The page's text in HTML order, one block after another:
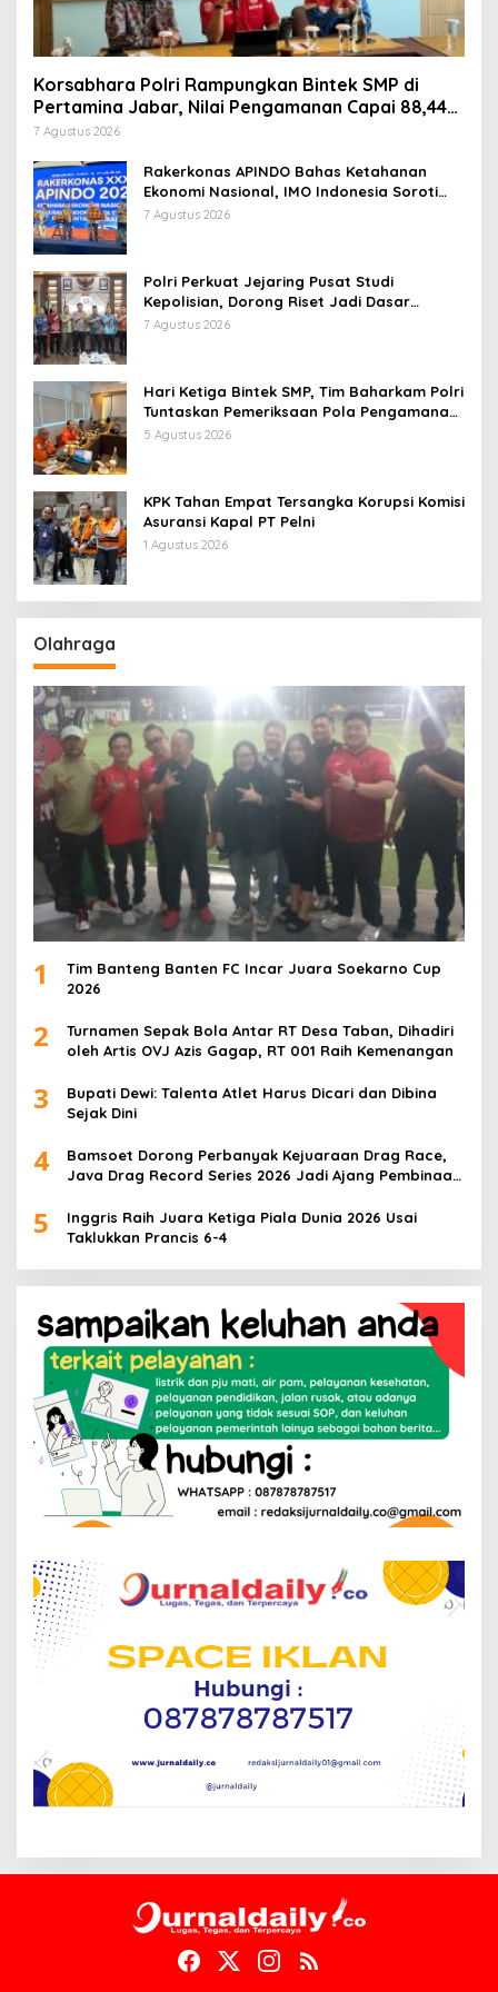
Korsabhara Polri Rampungkan Bintek SMP di
Pertamina Jabar, Nilai Pengamanan Capai 88,44
Persen
7 Agustus 2026
Rakerkonas APINDO Bahas Ketahanan
Ekonomi Nasional, IMO Indonesia Soroti
Pentingnya Kolaborasi Lintas Sektor
7 Agustus 2026
Polri Perkuat Jejaring Pusat Studi
Kepolisian, Dorong Riset Jadi Dasar
Kebijakan dan Inovasi
7 Agustus 2026
Hari Ketiga Bintek SMP, Tim Baharkam Polri
Tuntaskan Pemeriksaan Pola Pengamanan
Pertamina Patra Niaga Jabar
5 Agustus 2026
KPK Tahan Empat Tersangka Korupsi Komisi
Asuransi Kapal PT Pelni
1 Agustus 2026
Olahraga
1
Tim Banteng Banten FC Incar Juara Soekarno Cup
2026
2
Turnamen Sepak Bola Antar RT Desa Taban, Dihadiri
oleh Artis OVJ Azis Gagap, RT 001 Raih Kemenangan
3
Bupati Dewi: Talenta Atlet Harus Dicari dan Dibina
Sejak Dini
4
Bamsoet Dorong Perbanyak Kejuaraan Drag Race,
Java Drag Record Series 2026 Jadi Ajang Pembinaan
5
Inggris Raih Juara Ketiga Piala Dunia 2026 Usai
Taklukkan Prancis 6-4